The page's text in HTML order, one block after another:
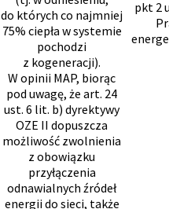
do których co najmniej
75% ciepła w systemie
pochodzi
z kogeneracji).
W opinii MAP, biorąc
pod uwagę, że art. 24
ust. 6 lit. b) dyrektywy
OZE II dopuszcza
możliwość zwolnienia
z obowiązku
przyłączenia
odnawialnych źródeł
energii do sieci, także
pkt 2